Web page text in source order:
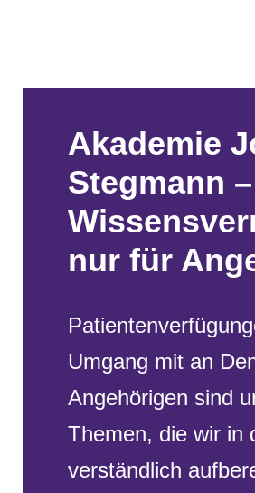
Akademie
Stegmann –
nur für
Umgang mit an
Angehörigen sind
Themen, die wir in
verständlich